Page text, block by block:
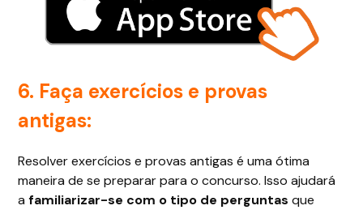
6. Faça exercícios e provas
antigas:
Resolver exercícios e provas antigas é uma ótima
maneira de se preparar para o concurso. Isso ajudará
afamiliarizar-se com o tipo de perguntas que